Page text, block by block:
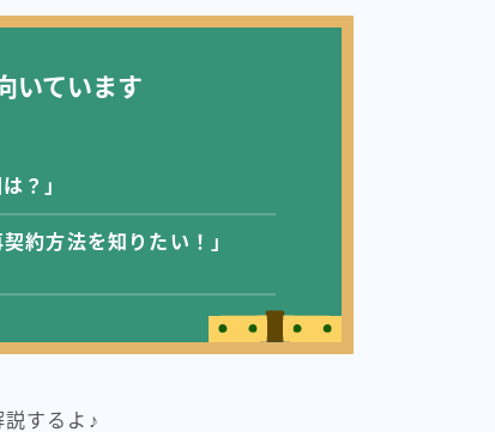
いています
？」
約方法を知りたい！」
説するよ♪